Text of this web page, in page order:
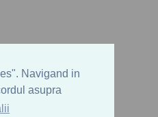
Navigand in
asupra